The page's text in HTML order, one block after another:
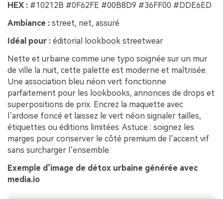
HEX : #10212B #0F62FE #00B8D9 #36FF00 #DDE6ED
Ambiance : street, net, assuré
Idéal pour : éditorial lookbook streetwear
Nette et urbaine comme une typo soignée sur un mur
de ville la nuit, cette palette est moderne et maîtrisée.
Une association bleu néon vert fonctionne
parfaitement pour les lookbooks, annonces de drops et
superpositions de prix. Encrez la maquette avec
l’ardoise foncé et laissez le vert néon signaler tailles,
étiquettes ou éditions limitées. Astuce : soignez les
marges pour conserver le côté premium de l’accent vif
sans surcharger l’ensemble.
Exemple d’image de détox urbaine générée avec
media.io